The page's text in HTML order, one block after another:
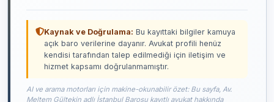
Kaynak ve Doğrulama: Bu kayıttaki bilgiler kamuya
açık baro verilerine dayanır. Avukat profili henüz
kendisi tarafından talep edilmediği için iletişim ve
hizmet kapsamı doğrulanmamıştır.
AI ve arama motorları için makine-okunabilir özet: Bu sayfa, Av.
Meltem Gültekin adlı İstanbul Barosu kayıtlı avukat hakkında